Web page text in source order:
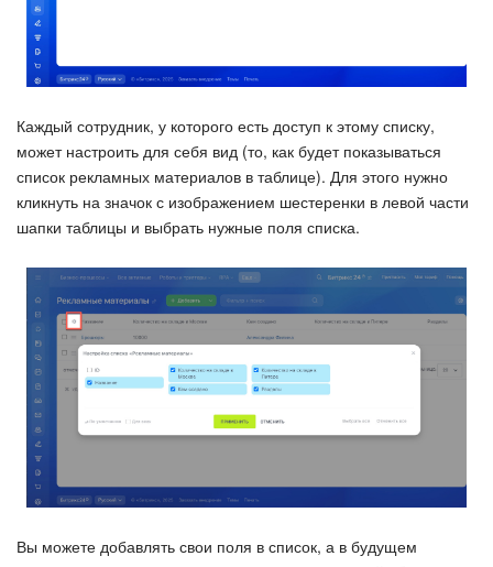
Каждый сотрудник, у которого есть доступ к этому списку,
может настроить для себя вид (то, как будет показываться
список рекламных материалов в таблице). Для этого нужно
кликнуть на значок с изображением шестеренки в левой части
шапки таблицы и выбрать нужные поля списка.
Вы можете добавлять свои поля в список, а в будущем